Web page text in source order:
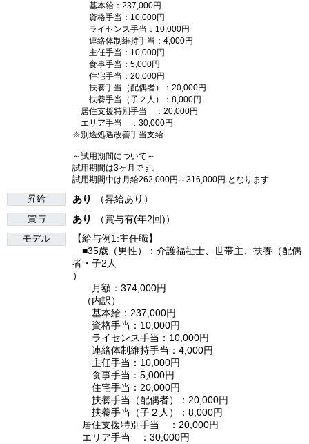
基本給：237,000円
資格手当：10,000円
ライセンス手当：10,000円
連絡体制維持手当：4,000円
主任手当：10,000円
食事手当：5,000円
住宅手当：20,000円
扶養手当（配偶者）：20,000円
扶養手当（子２人）：8,000円
居住支援特別手当 ：20,000円
エリア手当 ：30,000円
※別途処遇改善手当支給
～試用期間について～
試用期間は3ヶ月です。
試用期間中は月給262,000円～316,000円 となります
昇給 あり （昇給あり）
賞与 あり （賞与有(年2回)）
モデル
【給与例1:主任職】
■35歳（男性）：介護福祉士、世帯主、扶養（配偶
者・子2人
）
月額：374,000円
（内訳）
基本給：237,000円
資格手当：10,000円
ライセンス手当：10,000円
連絡体制維持手当：4,000円
主任手当：10,000円
食事手当：5,000円
住宅手当：20,000円
扶養手当（配偶者）：20,000円
扶養手当（子２人）：8,000円
居住支援特別手当 ：20,000円
エリア手当 ：30,000円